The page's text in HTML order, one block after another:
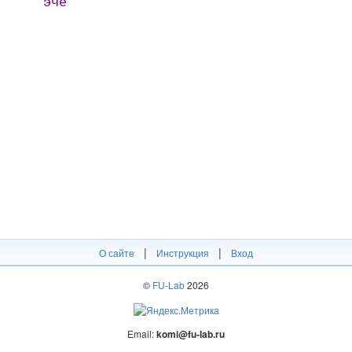
О сайте | Инструкция | Вход
© FU-Lab2026
Email:komi@fu-lab.ru